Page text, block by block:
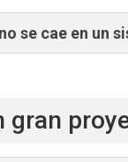
se cae en un
gran